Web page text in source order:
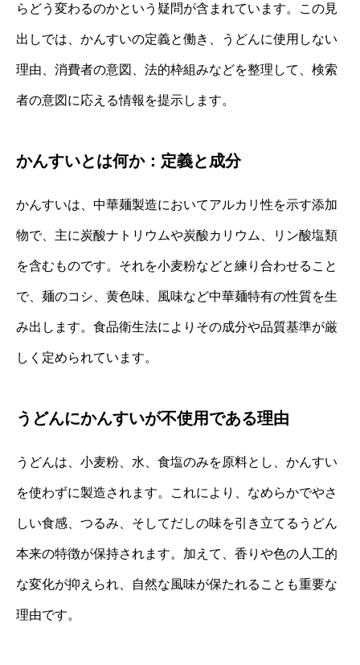
らどう変わるのかという疑問が含まれています。この見
出しでは、かんすいの定義と働き、うどんに使用しない
理由、消費者の意図、法的枠組みなどを整理して、検索
者の意図に応える情報を提示します。
かんすいとは何か：定義と成分
かんすいは、中華麺製造においてアルカリ性を示す添加
物で、主に炭酸ナトリウムや炭酸カリウム、リン酸塩類
を含むものです。それを小麦粉などと練り合わせること
で、麺のコシ、黄色味、風味など中華麺特有の性質を生
み出します。食品衛生法によりその成分や品質基準が厳
しく定められています。
うどんにかんすいが不使用である理由
うどんは、小麦粉、水、食塩のみを原料とし、かんすい
を使わずに製造されます。これにより、なめらかでやさ
しい食感、つるみ、そしてだしの味を引き立てるうどん
本来の特徴が保持されます。加えて、香りや色の人工的
な変化が抑えられ、自然な風味が保たれることも重要な
理由です。